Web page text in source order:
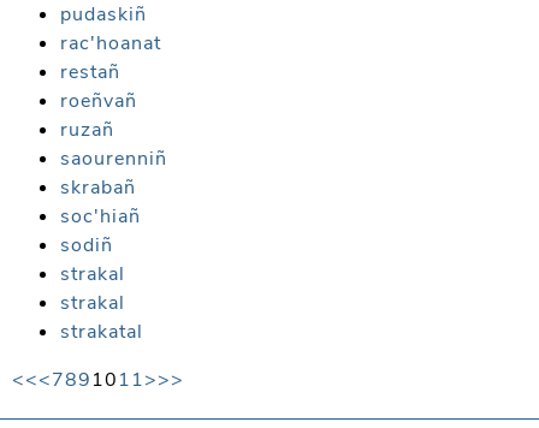
pudaskiñ
rac'hoanat
restañ
roeñvañ
ruzañ
saourenniñ
skrabañ
soc'hiañ
sodiñ
strakal
strakal
strakatal
<<<7891011>>>